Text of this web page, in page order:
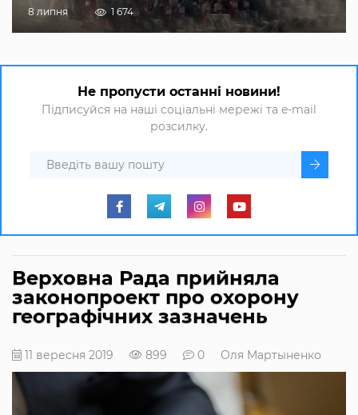
8 липня 1 674
Не пропусти останні новини!
Підписуйся на наші соціальні мережі та e-mail
розсилку.
Верховна Рада прийняла
законопроект про охорону
географічних зазначень
11 вересня 2019 899 0 Оля Мартыненко